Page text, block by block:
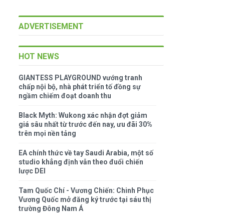
ADVERTISEMENT
HOT NEWS
GIANTESS PLAYGROUND vướng tranh
chấp nội bộ, nhà phát triển tố đồng sự
ngầm chiếm đoạt doanh thu
Black Myth: Wukong xác nhận đợt giảm
giá sâu nhất từ trước đến nay, ưu đãi 30%
trên mọi nền tảng
EA chính thức về tay Saudi Arabia, một số
studio khẳng định vẫn theo đuổi chiến
lược DEI
Tam Quốc Chí - Vương Chiến: Chinh Phục
Vương Quốc mở đăng ký trước tại sáu thị
trường Đông Nam Á